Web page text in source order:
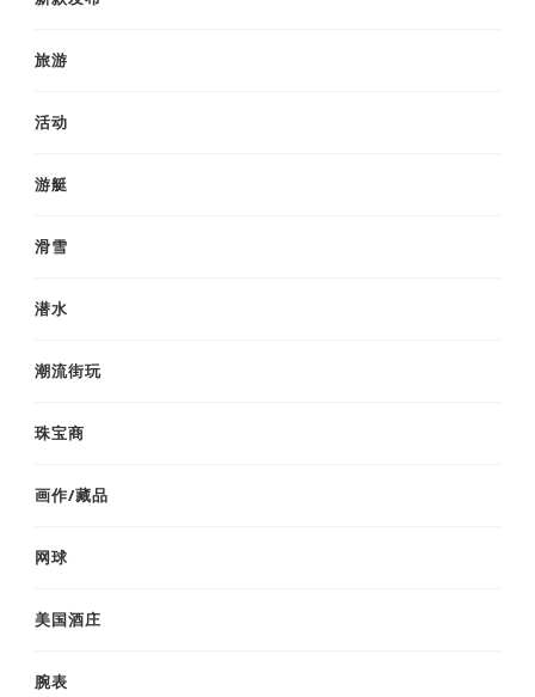
旅游
活动
游艇
滑雪
潜水
潮流街玩
珠宝商
画作/藏品
网球
美国酒庄
腕表